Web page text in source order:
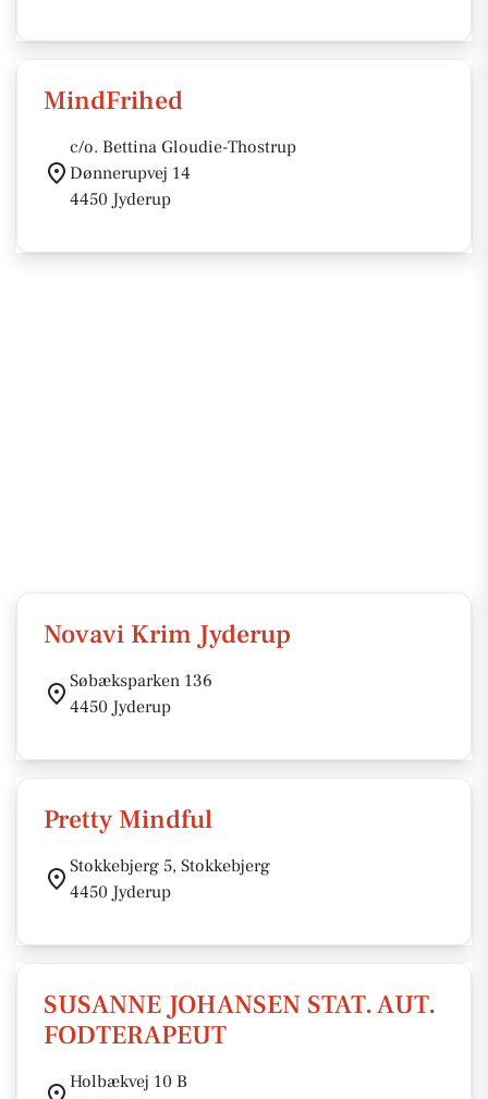
MindFrihed
c/o. Bettina Gloudie-Thostrup
Dønnerupvej 14
4450 Jyderup
Novavi Krim Jyderup
Søbæksparken 136
4450 Jyderup
Pretty Mindful
Stokkebjerg 5, Stokkebjerg
4450 Jyderup
SUSANNE JOHANSEN STAT. AUT.
FODTERAPEUT
Holbækvej 10 B